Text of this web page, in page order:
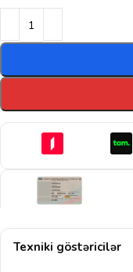
Texniki göstəricilər